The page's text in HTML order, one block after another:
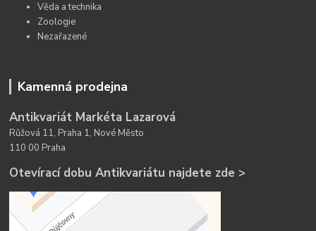
Věda a technika
Zoologie
Nezařazené
Kamenná prodejna
Antikvariát Markéta Lazarová
Růžová 11, Praha 1, Nové Město
110 00 Praha
Otevírací dobu Antikvariátu najdete zde >